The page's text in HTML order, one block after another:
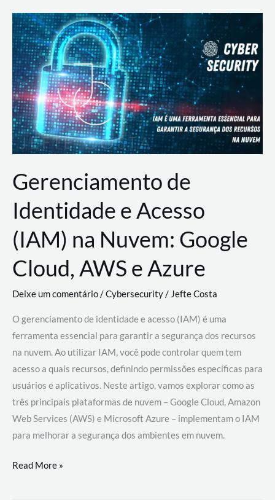
Desenvolvimento,
Segurança
e
Operações
Gerenciamento de
Identidade e Acesso
(IAM) na Nuvem: Google
Cloud, AWS e Azure
Deixe um comentário/Cybersecurity/ Jefte Costa
O gerenciamento de identidade e acesso (IAM) é uma
ferramenta essencial para garantir a segurança dos recursos
na nuvem. Ao utilizar IAM, você pode controlar quem tem
acesso a quais recursos, definindo permissões específicas para
usuários e aplicativos. Neste artigo, vamos explorar como as
três principais plataformas de nuvem – Google Cloud, Amazon
Web Services (AWS) e Microsoft Azure – implementam o IAM
para melhorar a segurança dos ambientes em nuvem.
Gerenciamento
Read More »